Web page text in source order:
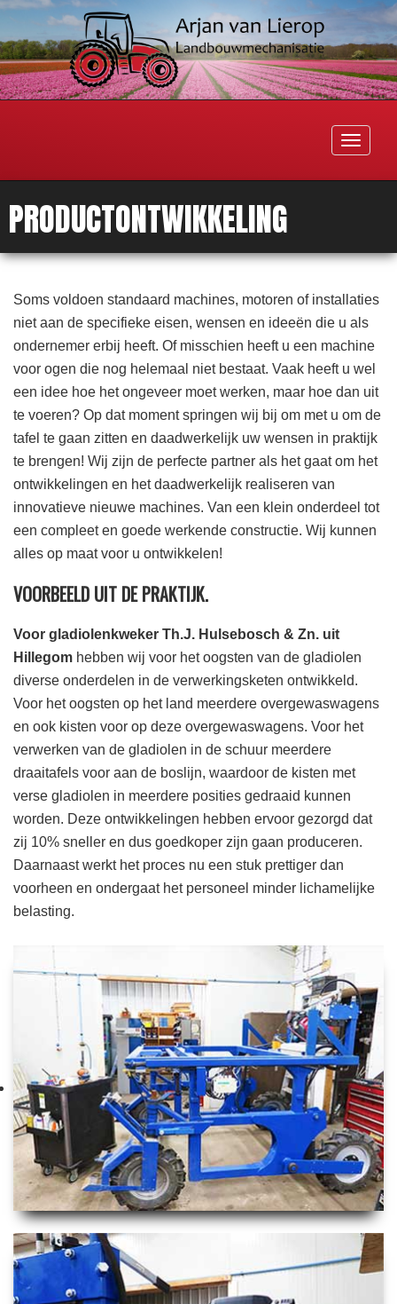
Toggle
PRODUCTONTWIKKELING
Soms voldoen standaard machines, motoren of installaties
niet aan de specifieke eisen, wensen en ideeën die u als
ondernemer erbij heeft. Of misschien heeft u een machine
voor ogen die nog helemaal niet bestaat. Vaak heeft u wel
een idee hoe het ongeveer moet werken, maar hoe dan uit
te voeren? Op dat moment springen wij bij om met u om de
tafel te gaan zitten en daadwerkelijk uw wensen in praktijk
te brengen! Wij zijn de perfecte partner als het gaat om het
ontwikkelingen en het daadwerkelijk realiseren van
innovatieve nieuwe machines. Van een klein onderdeel tot
een compleet en goede werkende constructie. Wij kunnen
alles op maat voor u ontwikkelen!
VOORBEELD UIT DE PRAKTIJK.
Voor gladiolenkweker Th.J. Hulsebosch & Zn. uit
Hillegom hebben wij voor het oogsten van de gladiolen
diverse onderdelen in de verwerkingsketen ontwikkeld.
Voor het oogsten op het land meerdere overgewaswagens
en ook kisten voor op deze overgewaswagens. Voor het
verwerken van de gladiolen in de schuur meerdere
draaitafels voor aan de boslijn, waardoor de kisten met
verse gladiolen in meerdere posities gedraaid kunnen
worden. Deze ontwikkelingen hebben ervoor gezorgd dat
zij 10% sneller en dus goedkoper zijn gaan produceren.
Daarnaast werkt het proces nu een stuk prettiger dan
voorheen en ondergaat het personeel minder lichamelijke
belasting.